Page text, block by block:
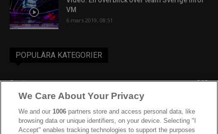
VM
6 mars 2019, 08:51
POPULÄRA KATEGORIER
Sverige
863
Ishockey-VM
IIHF
JVM
We Care About Your Privacy
We and our1006 partners store and access personal data, like
browsing data or unique identifiers, on your device. Selecting "I
Accept" enables tracking technologies to support the purposes